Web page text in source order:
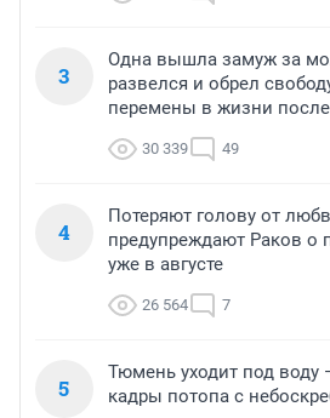
3
Одна вышла замуж за
развелся и обрел
перемены в жизни после
30 339 49
4
Потеряют голову от
предупреждают Раков о
уже в августе
26 564 7
5
Тюмень уходит под
кадры потопа с